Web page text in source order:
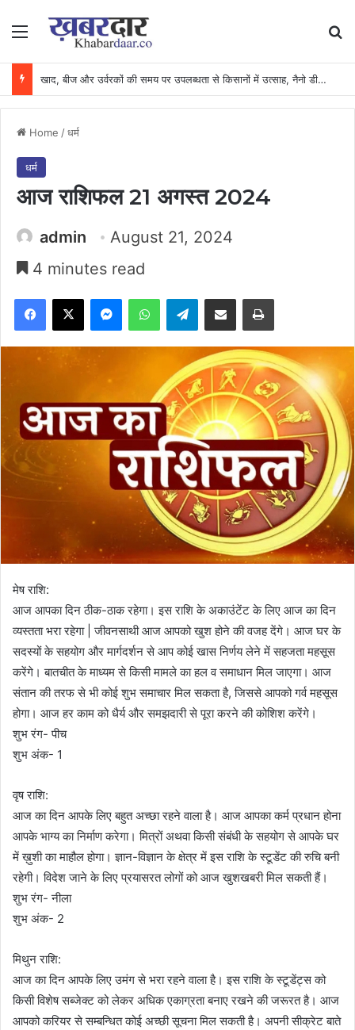
Menu
खाद, बीज और उर्वरकों की समय पर उपलब्धता से किसानों में उत्साह, नैनो डीएपी और नैनो यूरिया बने किसानों के भरोसेमंद कृषि साथी…..
Home /धर्म
धर्म
आज राशिफल 21 अगस्त 2024
admin
August 21, 2024
4 minutes read
Facebook
X MessengerWhatsAppTelegramShare via Email Print
मेष राशि:
आज आपका दिन ठीक-ठाक रहेगा। इस राशि के अकाउंटेंट के लिए आज का दिन
व्यस्तता भरा रहेगा | जीवनसाथी आज आपको खुश होने की वजह देंगे। आज घर के
सदस्यों के सहयोग और मार्गदर्शन से आप कोई खास निर्णय लेने में सहजता महसूस
करेंगे। बातचीत के माध्यम से किसी मामले का हल व समाधान मिल जाएगा। आज
संतान की तरफ से भी कोई शुभ समाचार मिल सकता है, जिससे आपको गर्व महसूस
होगा। आज हर काम को धैर्य और समझदारी से पूरा करने की कोशिश करेंगे।
शुभ रंग- पीच
शुभ अंक- 1
वृष राशि:
आज का दिन आपके लिए बहुत अच्छा रहने वाला है। आज आपका कर्म प्रधान होना
आपके भाग्य का निर्माण करेगा। मित्रों अथवा किसी संबंधी के सहयोग से आपके घर
में ख़ुशी का माहौल होगा। ज्ञान-विज्ञान के क्षेत्र में इस राशि के स्टूडेंट की रुचि बनी
रहेगी। विदेश जाने के लिए प्रयासरत लोगों को आज खुशखबरी मिल सकती हैं।
शुभ रंग- नीला
शुभ अंक- 2
मिथुन राशि:
आज का दिन आपके लिए उमंग से भरा रहने वाला है। इस राशि के स्टूडेंट्स को
किसी विशेष सब्जेक्ट को लेकर अधिक एकाग्रता बनाए रखने की जरूरत है। आज
आपको करियर से सम्बन्धित कोई अच्छी सूचना मिल सकती है। अपनी सीक्रेट बाते